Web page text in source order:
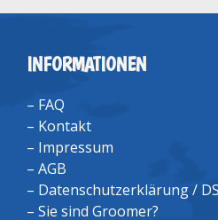
INFORMATIONEN
– FAQ
– Kontakt
– Impressum
– AGB
– Datenschutzerklärung /
– Sie sind Groomer?